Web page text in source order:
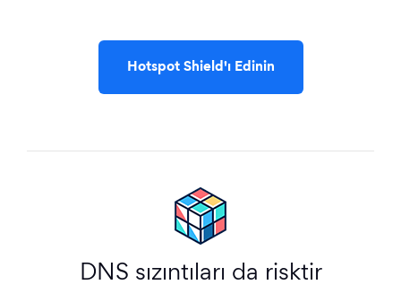
Hotspot Shield'ı Edinin
DNS sızıntıları da risktir